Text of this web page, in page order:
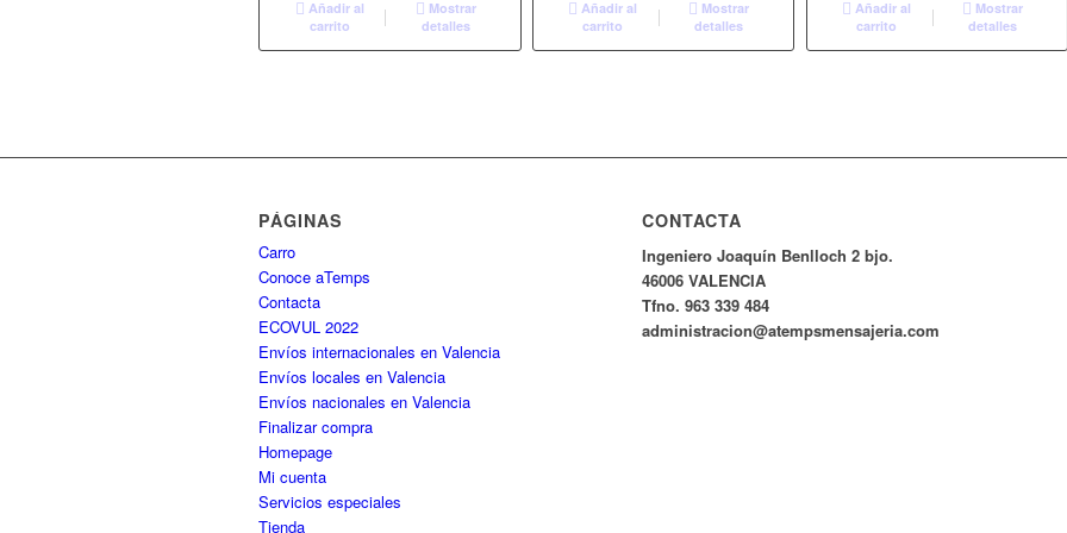
Añadir al
carrito
Mostrar
detalles
Añadir al
carrito
Mostrar
detalles
Añadir al
carrito
Mostrar
detalles
PÁGINAS
Carro
Conoce aTemps
Contacta
ECOVUL 2022
Envíos internacionales en Valencia
Envíos locales en Valencia
Envíos nacionales en Valencia
Finalizar compra
Homepage
Mi cuenta
Servicios especiales
Tienda
CONTACTA
Ingeniero Joaquín Benlloch 2 bjo.
46006 VALENCIA
Tfno. 963 339 484
administracion@atempsmensajeria.com